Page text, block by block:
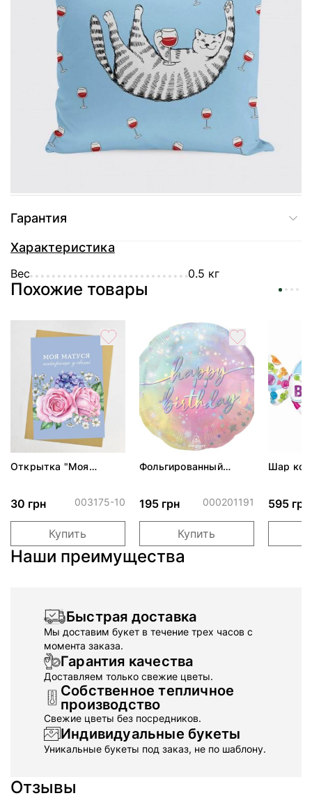
450 грн
Доставка
Гарантия
Характеристика
Вес 0.5 кг
Похожие товары
Открытка "Моя
30 грн 003175-10
Купить
Фольгированный
195 грн 000201191
Купить
Шар
595 грн
Наши преимущества
Быстрая доставка
Мы доставим букет в течение трех часов с
момента заказа.
Гарантия качества
Доставляем только свежие цветы.
Собственное тепличное
производство
Свежие цветы без посредников.
Индивидуальные букеты
Уникальные букеты под заказ, не по шаблону.
Отзывы